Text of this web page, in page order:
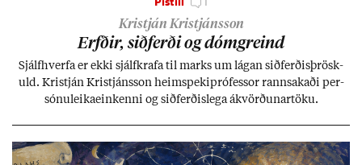
Kristján Kristjánsson
Erfð­ir, sið­ferði og dómgreind
Sjálf­hverfa er ekki sjálf­krafa til marks um lág­an sið­ferð­is­þrösk­
uld. Kristján Kristjáns­son heim­speki­pró­fess­or rann­sak­aði per­
sónu­leika­ein­kenni og sið­ferð­is­lega ákvörð­un­ar­töku.